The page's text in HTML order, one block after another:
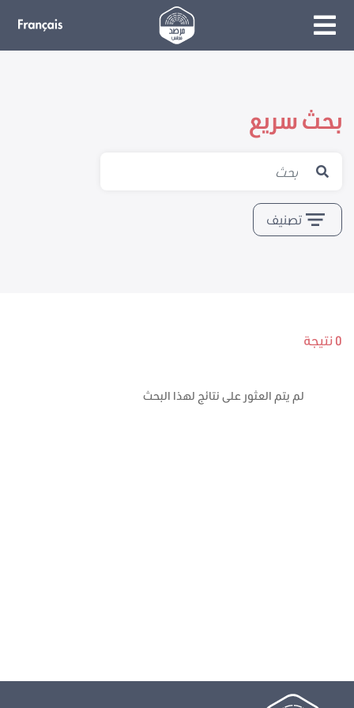
بحث سريع
تصنيف
0 نتيجة
لم يتم العثور على نتائج لهذا البحث